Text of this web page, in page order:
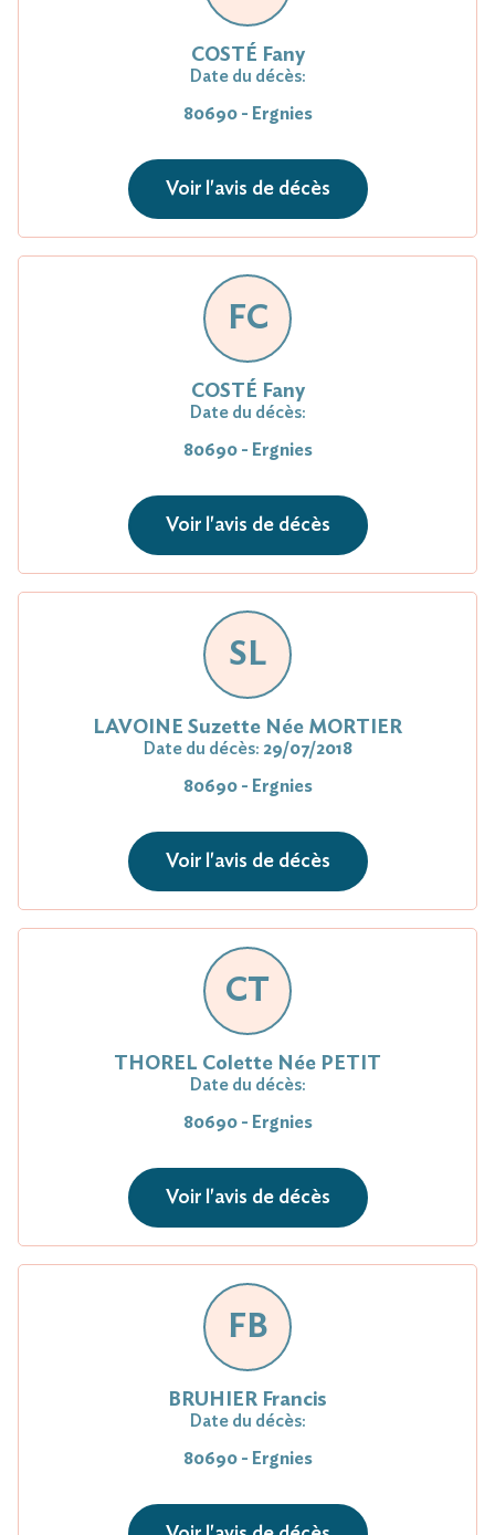
COSTÉ Fany
Date du décès:
80690 - Ergnies
Voir l'avis de décès
FC
COSTÉ Fany
Date du décès:
80690 - Ergnies
Voir l'avis de décès
SL
LAVOINE Suzette Née MORTIER
Date du décès: 29/07/2018
80690 - Ergnies
Voir l'avis de décès
CT
THOREL Colette Née PETIT
Date du décès:
80690 - Ergnies
Voir l'avis de décès
FB
BRUHIER Francis
Date du décès:
80690 - Ergnies